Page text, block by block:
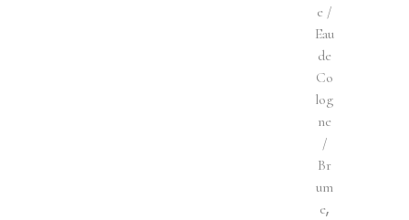
e /
Eau
de
Co
log
ne
/
Br
um
e,